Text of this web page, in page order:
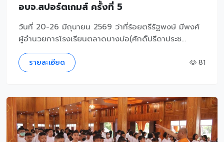
อบจ.สปอร์ตเกมส์ ครั้งที่ 5
วันที่ 20-26 มิถุนายน 2569 ว่าที่ร้อยตรีรัฐพงษ์ มีพงศ์
ผู้อำนวยการโรงเรียนตลาดบางบ่อ(ศักดิ์ปรีดาประช...
รายละเอียด 81